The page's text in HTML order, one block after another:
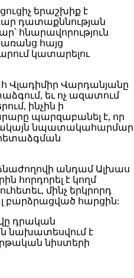
երաշխիք է
դատաքննության
հնարավորություն
առանց հայց
կատարելու
Վարդանյանը
եւ ոչ ազատում
ինչին ի
պարզաբանել է, որ
սակայն նպատակահարմար
անդամ Ալխաս
հորդորել է կողմ
մինչ երկրորդ
բարձրացված հարցին:
դրական
նախատեսվում է
նիստերի